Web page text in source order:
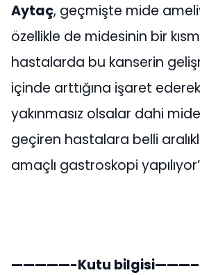
Aytaç, geçmişte mide
özellikle de midesinin bir
hastalarda bu kanserin
içinde arttığına işaret
yakınmasız olsalar dahi
geçiren hastalara belli
amaçlı gastroskopi
—————-Kutu bilgisi———–